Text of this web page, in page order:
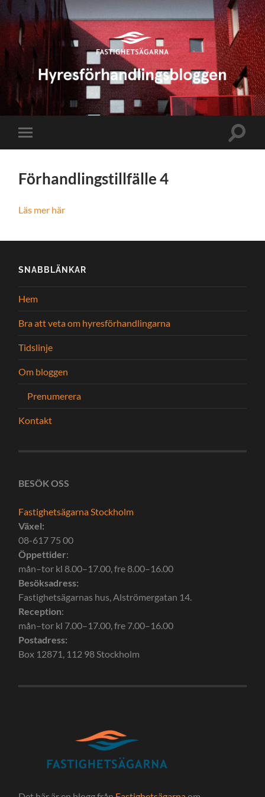
Hyresförhandlingsbloggen
Slå
på/av
Slå
Förhandlingstillfälle 4
Läs mer här
SNABBLÄNKAR
Hem
Bra att veta om hyresförhandlingarna
Tidslinje
Om bloggen
Prenumerera
Kontakt
BESÖK OSS
Fastighetsägarna Stockholm
Växel:
08-617 75 00
Öppettider:
mån–tor kl 8.00–17.00, fre 8.00–16.00
Besöksadress:
Fastighetsägarnas hus, Alströmergatan 14.
Reception:
mån–tor kl 7.00–17.00, fre 7.00–16.00
Postadress:
Box 12871, 112 98 Stockholm